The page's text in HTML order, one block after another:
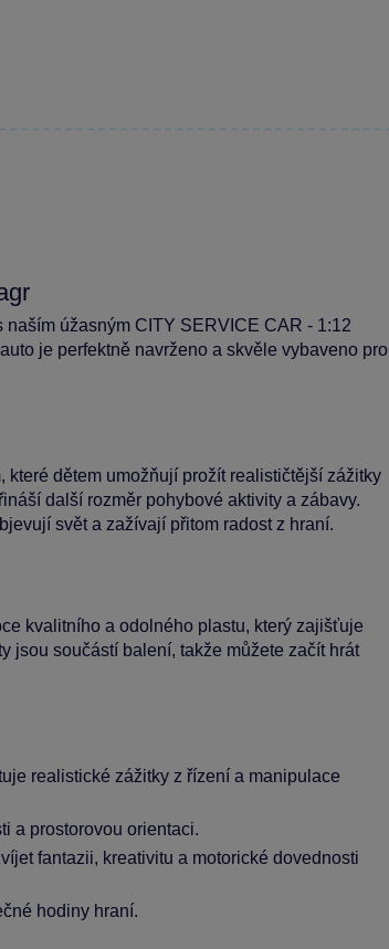
úžasným CITY SERVICE CAR - 1:12
je perfektně navrženo a skvěle vybaveno pro
dětem umožňují prožít realističtější zážitky
další rozměr pohybové aktivity a zábavy.
svět a zažívají přitom radost z hraní.
kvalitního a odolného plastu, který zajišťuje
jsou součástí balení, takže můžete začít hrát
realistické zážitky z řízení a manipulace
a prostorovou orientaci.
fantazii, kreativitu a motorické dovednosti
hodiny hraní.